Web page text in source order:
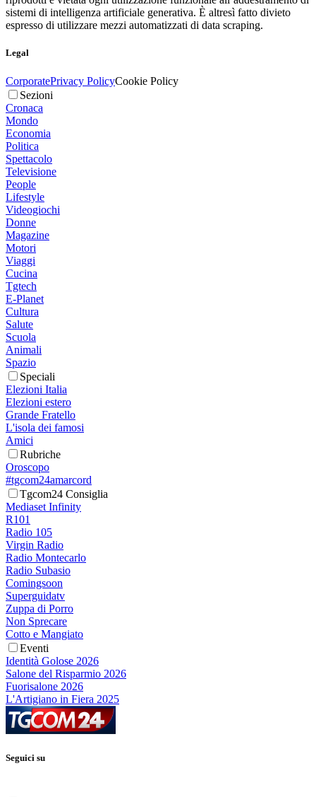
sistemi di intelligenza artificiale generativa. È altresì fatto divieto
espresso di utilizzare mezzi automatizzati di data scraping.
Legal
CorporatePrivacy PolicyCookie Policy
Sezioni
Cronaca
Mondo
Economia
Politica
Spettacolo
Televisione
People
Lifestyle
Videogiochi
Donne
Magazine
Motori
Viaggi
Cucina
Tgtech
E-Planet
Cultura
Salute
Scuola
Animali
Spazio
Speciali
Elezioni Italia
Elezioni estero
Grande Fratello
L'isola dei famosi
Amici
Rubriche
Oroscopo
#tgcom24amarcord
Tgcom24 Consiglia
Mediaset Infinity
R101
Radio 105
Virgin Radio
Radio Montecarlo
Radio Subasio
Comingsoon
Superguidatv
Zuppa di Porro
Non Sprecare
Cotto e Mangiato
Eventi
Identità Golose 2026
Salone del Risparmio 2026
Fuorisalone 2026
L'Artigiano in Fiera 2025
Seguici su